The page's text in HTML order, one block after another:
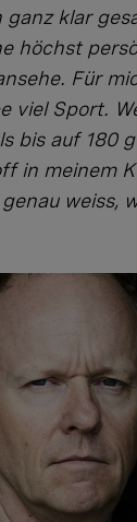
klar
höchst
Für
viel Sport.
bis auf 180
in meinem
weiss,